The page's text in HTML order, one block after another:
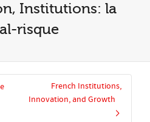
Institutions: la
risque
French Institutions,
Innovation, and Growth